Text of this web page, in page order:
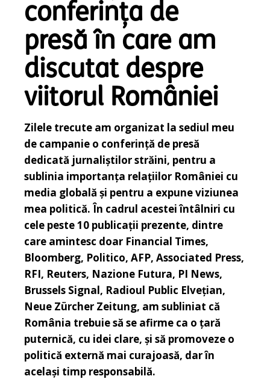
conferința de
presă în care am
discutat despre
viitorul României
Zilele trecute am organizat la sediul meu
de campanie o conferință de presă
dedicată jurnaliștilor străini, pentru a
sublinia importanța relațiilor României cu
media globală și pentru a expune viziunea
mea politică. În cadrul acestei întâlniri cu
cele peste 10 publicații prezente, dintre
care amintesc doar Financial Times,
Bloomberg, Politico, AFP, Associated Press,
RFI, Reuters, Nazione Futura, PI News,
Brussels Signal, Radioul Public Elvețian,
Neue Zürcher Zeitung, am subliniat că
România trebuie să se afirme ca o țară
puternică, cu idei clare, și să promoveze o
politică externă mai curajoasă, dar în
același timp responsabilă.